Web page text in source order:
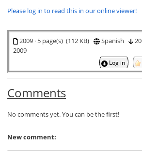
Please log in to read this in our online viewer!
2009 · 5 page(s) (112 KB) Spanish 20
2009
Log in
Comments
No comments yet. You can be the first!
New comment: